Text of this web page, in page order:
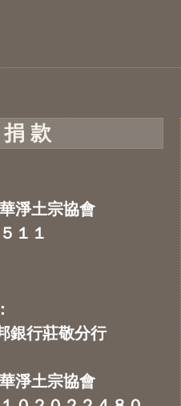
款
淨土宗協會
１１
銀行莊敬分行
淨土宗協會